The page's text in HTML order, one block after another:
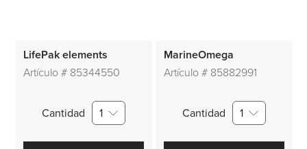
LifePak elements
Artículo # 85344550
Cantidad 1
MarineOmega
Artículo # 85882991
Cantidad 1